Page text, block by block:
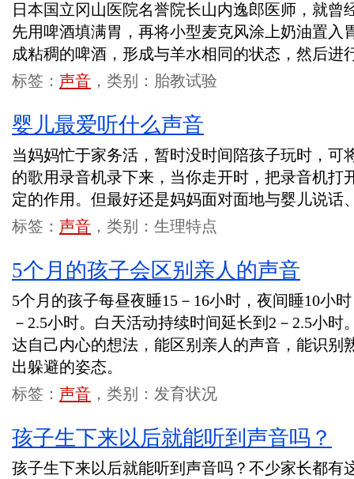
日本国立冈山医院名誉院长山内逸郎医师，就曾
先用啤酒填满胃，再将小型麦克风涂上奶油置入
成粘稠的啤酒，形成与羊水相同的状态，然后进
标签： 声音 ，类别：胎教试验
婴儿最爱听什么声音
当妈妈忙于家务活，暂时没时间陪孩子玩时，可
的歌用录音机录下来，当你走开时，把录音机打
定的作用。但最好还是妈妈面对面地与婴儿说
标签： 声音 ，类别：生理特点
5个月的孩子会区别亲人的声音
5个月的孩子每昼夜睡15－16小时，夜间睡10小
－2.5小时。白天活动持续时间延长到2－2.5小
达自己内心的想法，能区别亲人的声音，能识别
出躲避的姿态。
标签： 声音 ，类别：发育状况
孩子生下来以后就能听到声音吗？
孩子生下来以后就能听到声音吗？不少家长都有